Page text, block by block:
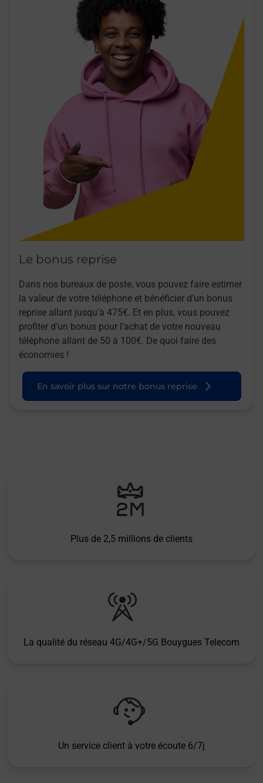
Le bonus reprise
Dans nos bureaux de poste, vous pouvez faire estimer
la valeur de votre téléphone et bénéficier d’un bonus
reprise allant jusqu’à 475€. Et en plus, vous pouvez
profiter d’un bonus pour l’achat de votre nouveau
téléphone allant de 50 à 100€. De quoi faire des
économies !
En savoir plus sur notre bonus reprise
Plus de 2,5 millions de clients
La qualité du réseau 4G/4G+/5G Bouygues Telecom
Un service client à votre écoute 6/7j